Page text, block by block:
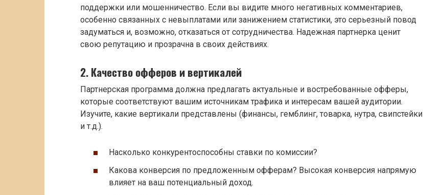
поддержки или мошенничество. Если вы видите много негативных комментариев,
особенно связанных с невыплатами или занижением статистики, это серьезный повод
задуматься и, возможно, отказаться от сотрудничества. Надежная партнерка ценит
свою репутацию и прозрачна в своих действиях.
2. Качество офферов и вертикалей
Партнерская программа должна предлагать актуальные и востребованные офферы,
которые соответствуют вашим источникам трафика и интересам вашей аудитории.
Изучите, какие вертикали представлены (финансы, гемблинг, товарка, нутра, свипстейки
и т.д.).
Насколько конкурентоспособны ставки по комиссии?
Какова конверсия по предложенным офферам? Высокая конверсия напрямую
влияет на ваш потенциальный доход.